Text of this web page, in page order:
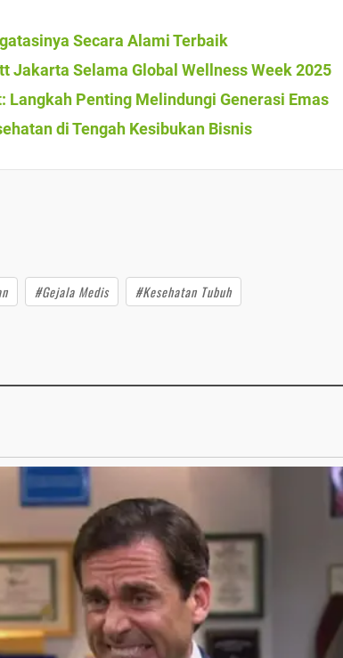
Secara Alami Terbaik
Jakarta Selama Global Wellness Week 2025
Penting Melindungi Generasi Emas
di Tengah Kesibukan Bisnis
#Gejala Medis #Kesehatan Tubuh